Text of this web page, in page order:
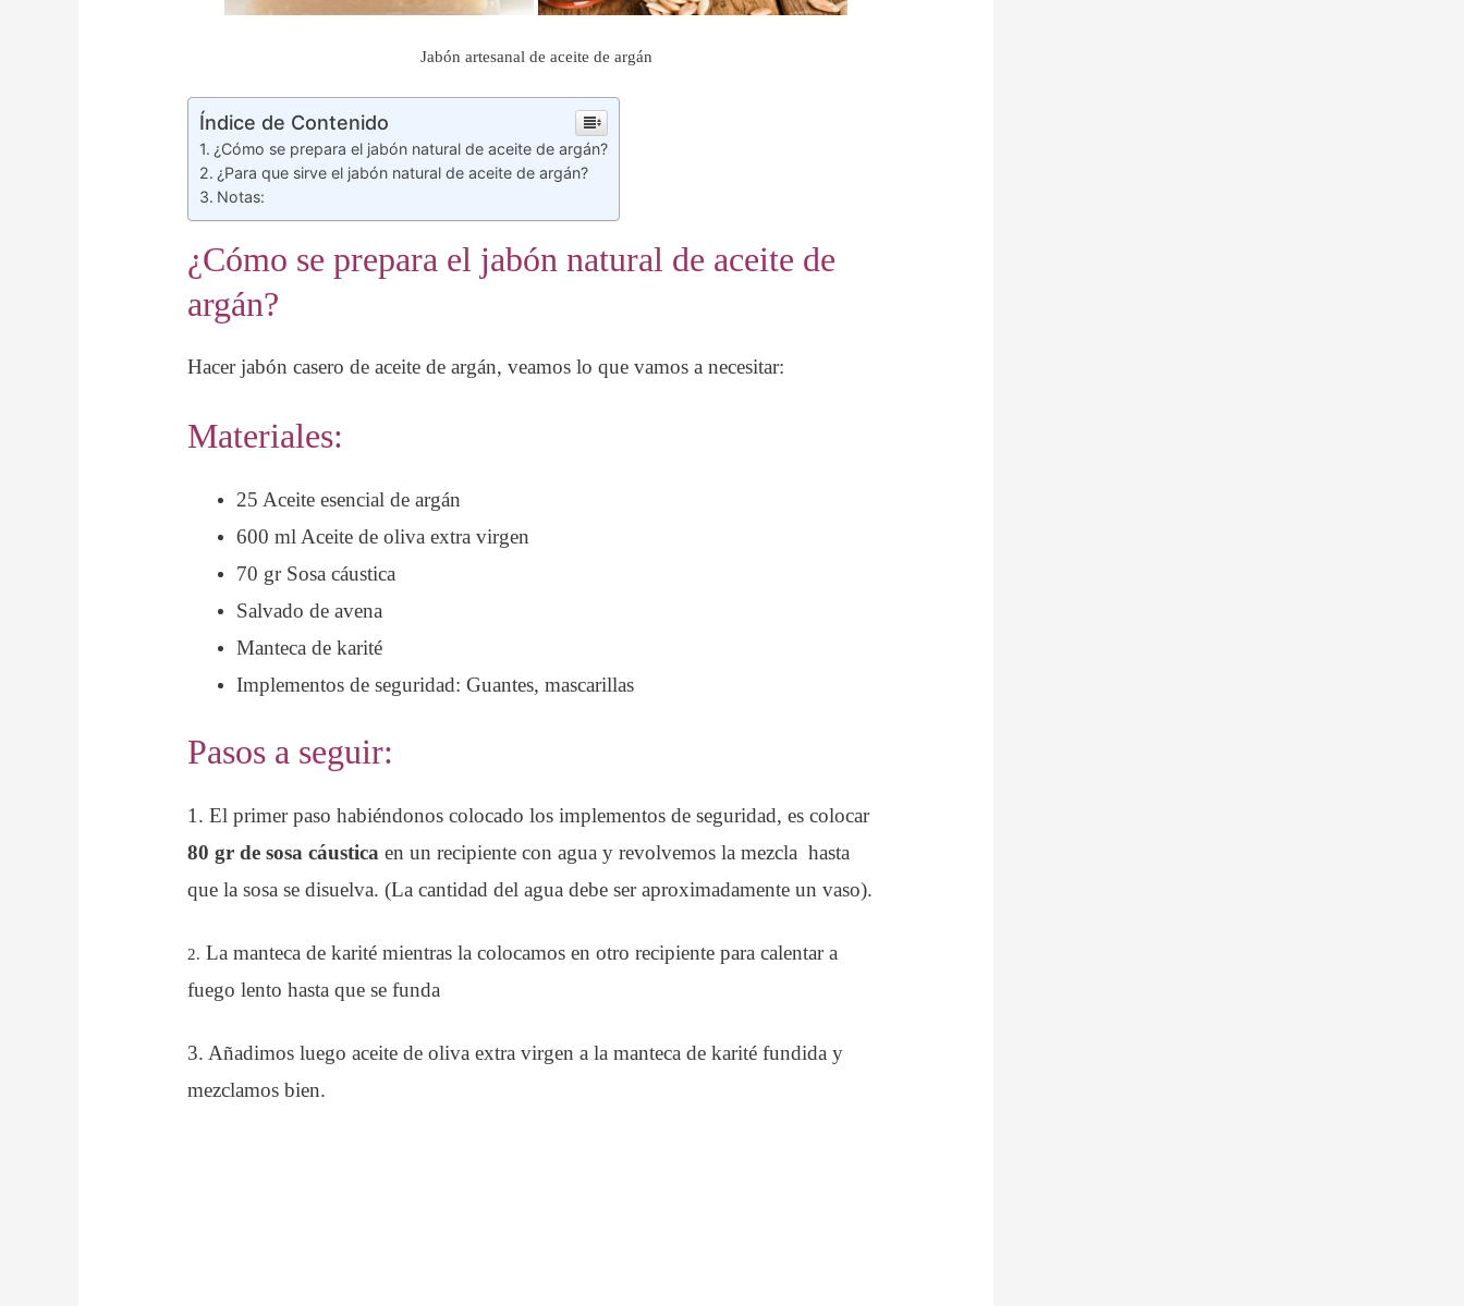
Jabón artesanal de aceite de argán
Índice de Contenido
¿Cómo se prepara el jabón natural de aceite de argán?
¿Para que sirve el jabón natural de aceite de argán?
Notas:
¿Cómo se prepara el jabón natural de aceite de
argán?
Hacer jabón casero de aceite de argán, veamos lo que vamos a necesitar:
Materiales:
25 Aceite esencial de argán
600 ml Aceite de oliva extra virgen
70 gr Sosa cáustica
Salvado de avena
Manteca de karité
Implementos de seguridad: Guantes, mascarillas
Pasos a seguir:
1. El primer paso habiéndonos colocado los implementos de seguridad, es colocar
80 gr de sosa cáustica en un recipiente con agua y revolvemos la mezcla hasta
que la sosa se disuelva. (La cantidad del agua debe ser aproximadamente un vaso).
2. La manteca de karité mientras la colocamos en otro recipiente para calentar a
fuego lento hasta que se funda
3. Añadimos luego aceite de oliva extra virgen a la manteca de karité fundida y
mezclamos bien.